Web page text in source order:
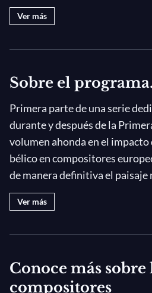
Rudi Stephan, Ich will dir
Hohelied (I want to sing
Arnold Schoenberg, Die
Arnold Schoenberg,
Songs, Op. 22
1. Seraphita
2. Alle, welche dich
violonchelo y piano en la
Maurice Ravel, Le
Ver más
Sobre el
Primera parte de una serie
durante y después de la
volumen ahonda en el
bélico en compositores
de manera definitiva el paisaje
generaciones por venir. El
Morell ofrece un amplio y
progresista sin
historias trágicas de lo que
Ver más
Conoce más sobre
compositores